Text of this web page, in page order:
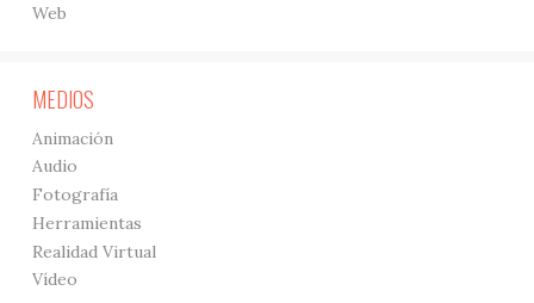
Web
MEDIOS
Animación
Audio
Fotografía
Herramientas
Realidad Virtual
Vídeo